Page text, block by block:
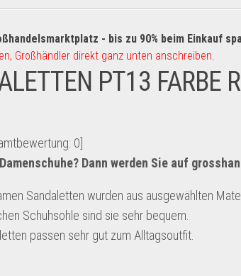
- bis zu 90% beim Einkauf
Großhändler direkt ganz unten anschreiben.
PT13 FARBE
0
Dann werden Sie auf
Sandaletten wurden aus ausgewählten
Schuhsohle sind sie sehr bequem.
passen sehr gut zum Alltagsoutfit.